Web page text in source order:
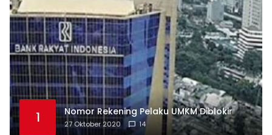
1 Nomor Rekening Pelaku UMKM Diblokir
27 Oktober 2020 14